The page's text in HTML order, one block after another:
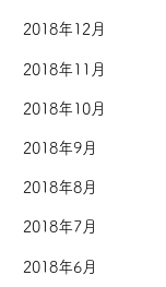
2018年12月
2018年11月
2018年10月
2018年9月
2018年8月
2018年7月
2018年6月